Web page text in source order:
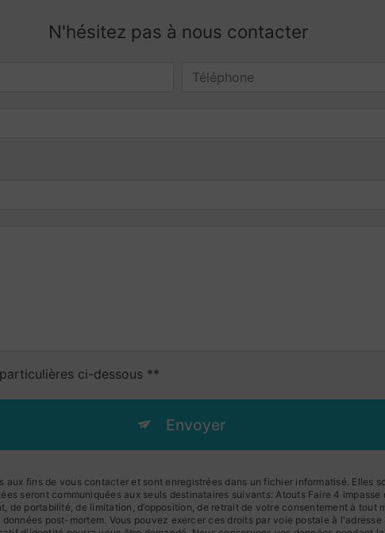
N'hésitez pas à nous contacter
ci-dessous **
Envoyer
aux fins de vous contacter et sont enregistrées dans un fichier informatisé. Elles
seront communiquées aux seuls destinataires suivants: Atouts Faire 4
de portabilité, de limitation, d’opposition, de retrait de votre consentement à
données post-mortem. Vous pouvez exercer ces droits par voie postale à